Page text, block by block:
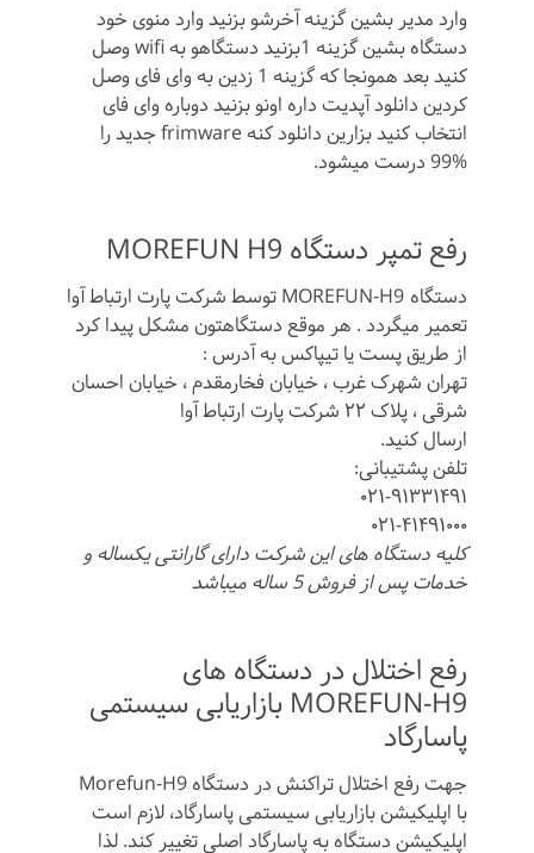
وارد مدیر بشین گزینه آخرشو بزنید وارد منوی خود
دستگاه بشین گزینه 1بزنید دستگاهو به wifi وصل
کنید بعد همونجا که گزینه 1 زدین به وای فای وصل
کردین دانلود آپدیت داره اونو بزنید دوباره وای فای
انتخاب کنید بزارین دانلود کنه frimware جدید را
99% درست میشود.
رفع تمپر دستگاه MOREFUN H9
دستگاه MOREFUN-H9 توسط شرکت پارت ارتباط آوا
تعمیر میگردد . هر موقع دستگاهتون مشکل پیدا کرد
از طریق پست یا تیپاکس به آدرس :
تهران شهرک غرب ، خیابان فخارمقدم ، خیابان احسان
شرقی ، پلاک ۲۲ شرکت پارت ارتباط آوا
ارسال کنید.
تلفن پشتیبانی:
۰۲۱-۹۱۳۳۱۴۹۱
۰۲۱-۴۱۴۹۱۰۰۰
کلیه دستگاه های این شرکت دارای گارانتی یکساله و
خدمات پس از فروش 5 ساله میباشد
رفع اختلال در دستگاه های
MOREFUN-H9 بازاریابی سیستمی
پاسارگاد
جهت رفع اختلال تراکنش در دستگاه Morefun-H9
با اپلیکیشن بازاریابی سیستمی پاسارگاد، لازم است
اپلیکیشن دستگاه به پاسارگاد اصلی تغییر کند. لذا